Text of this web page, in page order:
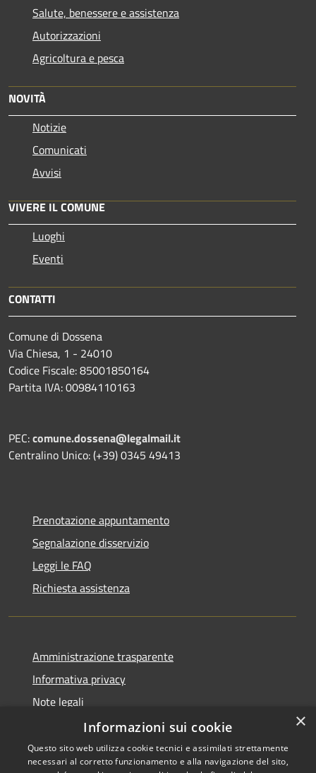
Salute, benessere e assistenza
Autorizzazioni
Agricoltura e pesca
NOVITÀ
Notizie
Comunicati
Avvisi
VIVERE IL COMUNE
Luoghi
Eventi
CONTATTI
Comune di Dossena
Via Chiesa, 1 - 24010
Codice Fiscale: 85001850164
Partita IVA: 00984110163
PEC:comune.dossena@legalmail.it
Centralino Unico: (+39) 0345 49413
Prenotazione appuntamento
Segnalazione disservizio
Leggi le FAQ
Richiesta assistenza
Amministrazione trasparente
Informativa privacy
Note legali
Dichiarazione di accessibilità
×
Informazioni sui cookie
Questo sito web utilizza cookie tecnici e assimilati strettamente
necessari al corretto funzionamento e alla navigazione del sito,